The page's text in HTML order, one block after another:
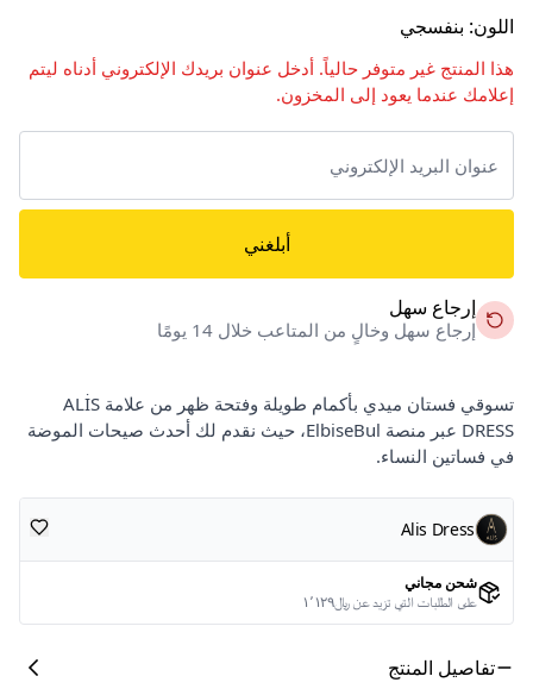
اللون: بنفسجي
هذا المنتج غير متوفر حالياً. أدخل عنوان بريدك الإلكتروني أدناه ليتم
إعلامك عندما يعود إلى المخزون.
أبلغني
إرجاع سهل
إرجاع سهل وخالٍ من المتاعب خلال 14 يومًا
تسوقي فستان ميدي بأكمام طويلة وفتحة ظهر من علامة ALİS
DRESS عبر منصة ElbiseBul، حيث نقدم لك أحدث صيحات الموضة
في فساتين النساء.
Alis Dress
شحن مجاني
على الطلبات التي تزيد عن ﷼١٬١٢٩
تفاصيل المنتج